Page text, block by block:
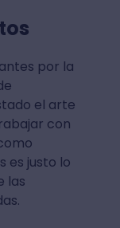
por la
el arte
con
es justo lo
las